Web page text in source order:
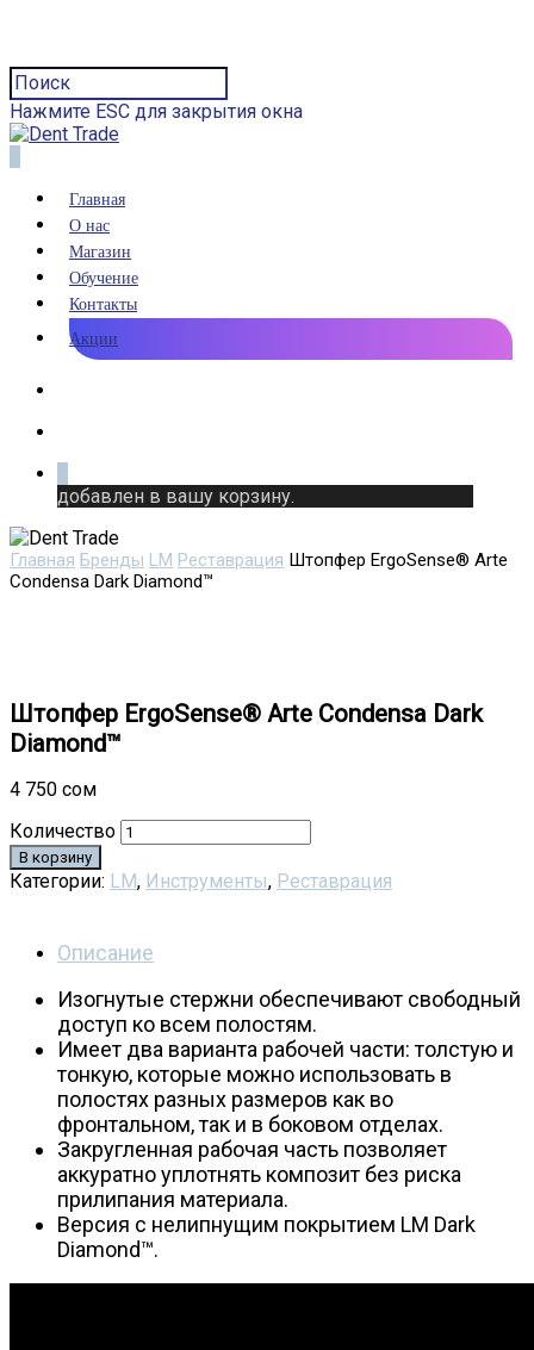
Нажмите ESC для закрытия окна
Главная
О нас
Магазин
Обучение
Контакты
Акции
добавлен в вашу корзину.
Главная Бренды LM Реставрация Штопфер ErgoSense® Arte
Condensa Dark Diamond™
Штопфер ErgoSense® Arte Condensa Dark
Diamond™
4 750 сом
Количество
В корзину
Категории: LM, Инструменты, Реставрация
Описание
Изогнутые стержни обеспечивают свободный
доступ ко всем полостям.
Имеет два варианта рабочей части: толстую и
тонкую, которые можно использовать в
полостях разных размеров как во
фронтальном, так и в боковом отделах.
Закругленная рабочая часть позволяет
аккуратно уплотнять композит без риска
прилипания материала.
Версия с нелипнущим покрытием LM Dark
Diamond™.